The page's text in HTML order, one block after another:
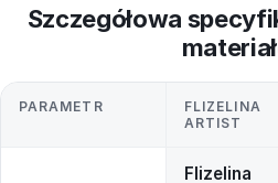
Szczegółowa
PARAMETR
FLIZELINA
ARTIST
Flizelina